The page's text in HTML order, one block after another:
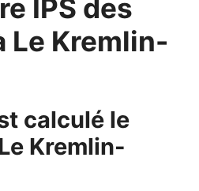
IPS des
Le Kremlin-
calculé le
Kremlin-